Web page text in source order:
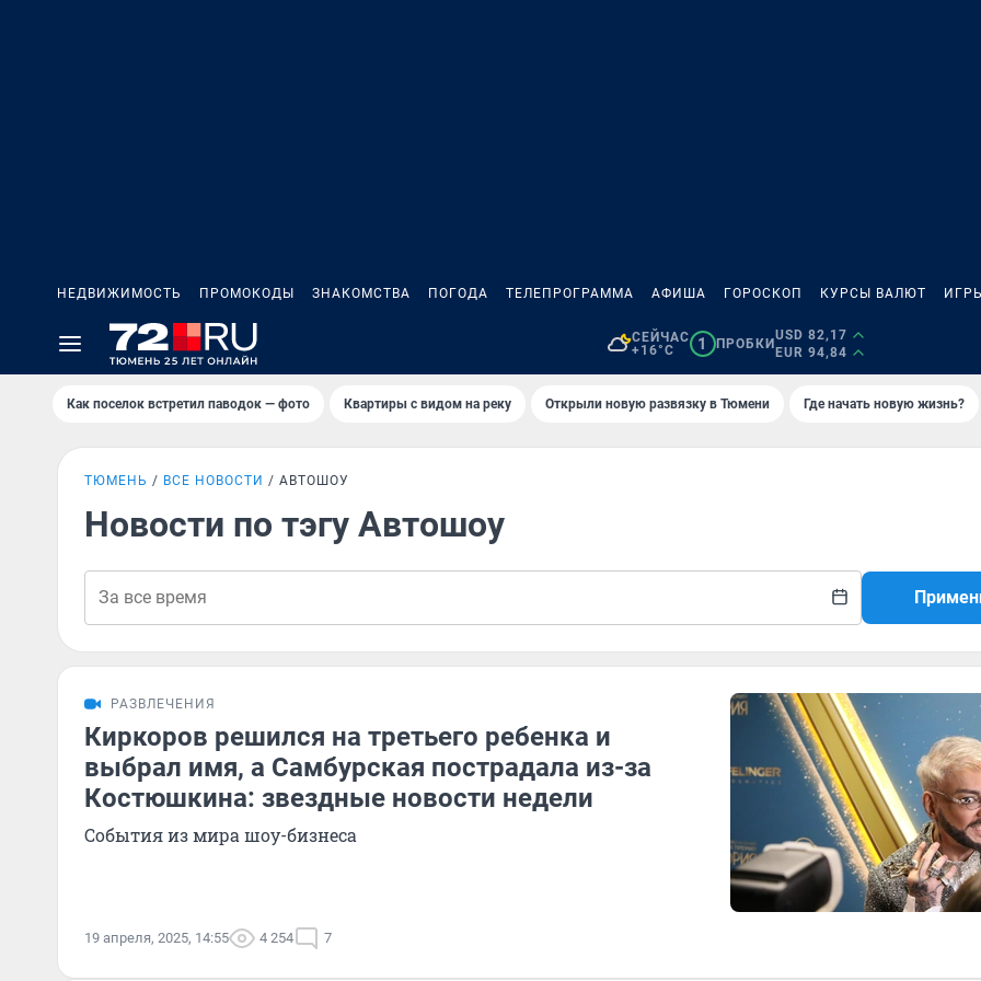
НЕДВИЖИМОСТЬ ПРОМОКОДЫ ЗНАКОМСТВА ПОГОДА ТЕЛЕПРОГРАММА АФИША ГОРОСКОП КУРСЫ ВАЛЮТ
СЕЙЧАС
+16°C
1 ПРОБКИ
USD 82,17
EUR 94,84
Как поселок встретил паводок — фото Квартиры с видом на реку Открыли новую развязку в Тюмени Где начать новую жизнь?
ТЮМЕНЬ ВСЕ НОВОСТИ АВТОШОУ
Новости по тэгу Автошоу
РАЗВЛЕЧЕНИЯ
Киркоров решился на третьего ребенка и
выбрал имя, а Самбурская пострадала из-за
Костюшкина: звездные новости недели
События из мира шоу-бизнеса
19 апреля, 2025, 14:55 4 254 7